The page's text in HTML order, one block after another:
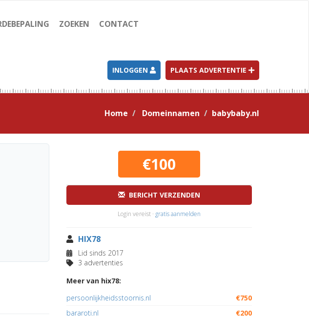
ZOEKEN CONTACT
INLOGGEN PLAATS ADVERTENTIE
Home Domeinnamen babybaby.nl
€100
BERICHT VERZENDEN
Login vereist · gratis aanmelden
HIX78
Lid sinds 2017
3 advertenties
Meer van hix78:
persoonlijkheidsstoornis.nl
€750
bararoti.nl
€200